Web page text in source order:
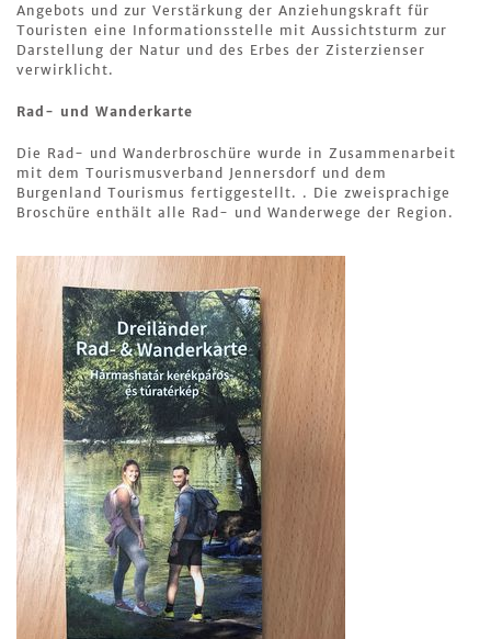
Angebots und zur Verstärkung der Anziehungskraft für
Touristen eine Informationsstelle mit Aussichtsturm zur
Darstellung der Natur und des Erbes der Zisterzienser
verwirklicht.
Rad- und Wanderkarte
Die Rad- und Wanderbroschüre wurde in Zusammenarbeit
mit dem Tourismusverband Jennersdorf und dem
Burgenland Tourismus fertiggestellt. . Die zweisprachige
Broschüre enthält alle Rad- und Wanderwege der Region.